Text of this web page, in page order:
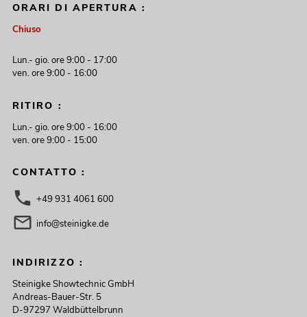
ORARI DI APERTURA :
Chiuso
Lun.- gio. ore 9:00 - 17:00
ven. ore 9:00 - 16:00
RITIRO :
Lun.- gio. ore 9:00 - 16:00
ven. ore 9:00 - 15:00
CONTATTO :
+49 931 4061 600
info@steinigke.de
INDIRIZZO :
Steinigke Showtechnic GmbH
Andreas-Bauer-Str. 5
D-97297 Waldbüttelbrunn